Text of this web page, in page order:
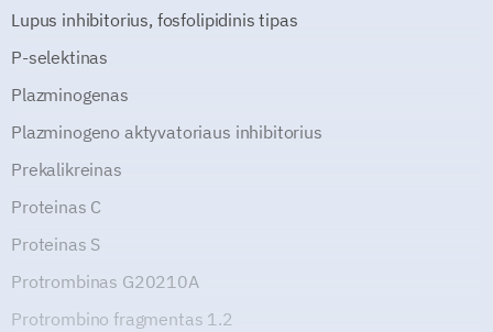
Lupus inhibitorius, fosfolipidinis tipas
P-selektinas
Plazminogenas
Plazminogeno aktyvatoriaus inhibitorius
Prekalikreinas
Proteinas C
Proteinas S
Protrombinas G20210A
Protrombino fragmentas 1.2